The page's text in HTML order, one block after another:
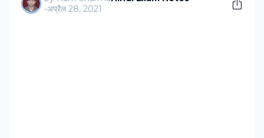
-अप्रैल 28, 2021